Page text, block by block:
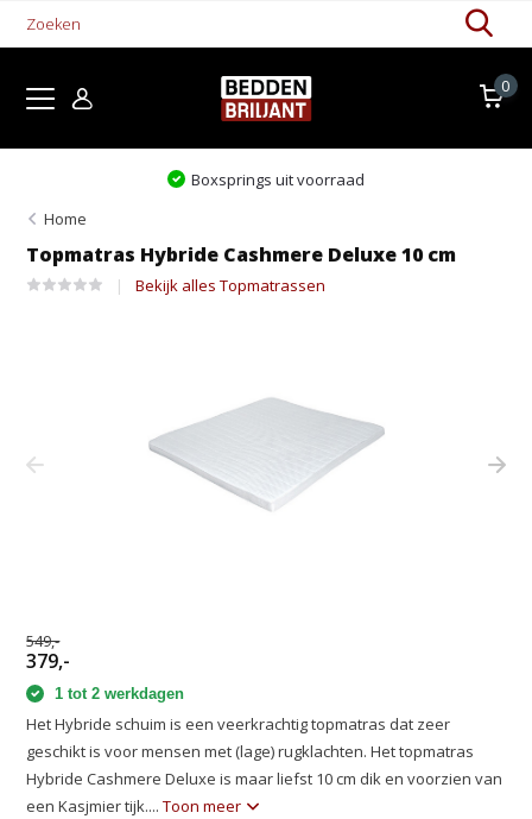
0
Home
Topmatras Hybride Cashmere Deluxe 10 cm
Bekijk alles Topmatrassen
549,-
379,-
1 tot 2 werkdagen
Het Hybride schuim is een veerkrachtig topmatras dat zeer
geschikt is voor mensen met (lage) rugklachten. Het topmatras
Hybride Cashmere Deluxe is maar liefst 10 cm dik en voorzien van
een Kasjmier tijk....Toon meer